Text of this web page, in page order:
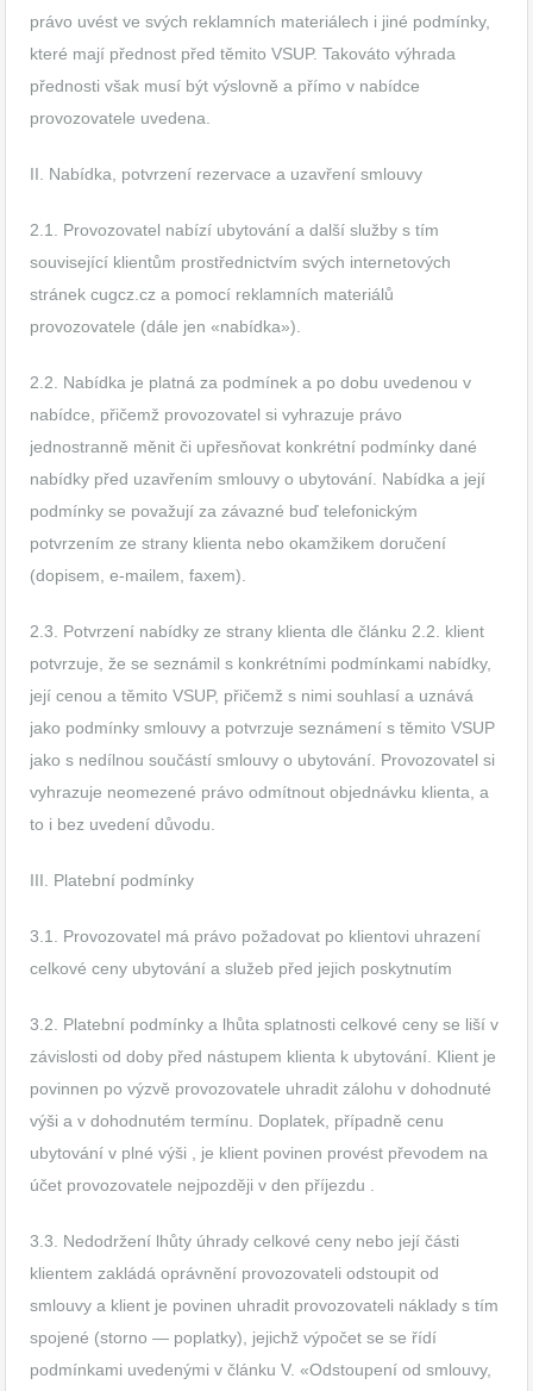
právo uvést ve svých reklamních materiálech i jiné podmínky,
které mají přednost před těmito VSUP. Takováto výhrada
přednosti však musí být výslovně a přímo v nabídce
provozovatele uvedena.
II. Nabídka, potvrzení rezervace a uzavření smlouvy
2.1. Provozovatel nabízí ubytování a další služby s tím
související klientům prostřednictvím svých internetových
stránek cugcz.cz a pomocí reklamních materiálů
provozovatele (dále jen «nabídka»).
2.2. Nabídka je platná za podmínek a po dobu uvedenou v
nabídce, přičemž provozovatel si vyhrazuje právo
jednostranně měnit či upřesňovat konkrétní podmínky dané
nabídky před uzavřením smlouvy o ubytování. Nabídka a její
podmínky se považují za závazné buď telefonickým
potvrzením ze strany klienta nebo okamžikem doručení
(dopisem, e-mailem, faxem).
2.3. Potvrzení nabídky ze strany klienta dle článku 2.2. klient
potvrzuje, že se seznámil s konkrétními podmínkami nabídky,
její cenou a těmito VSUP, přičemž s nimi souhlasí a uznává
jako podmínky smlouvy a potvrzuje seznámení s těmito VSUP
jako s nedílnou součástí smlouvy o ubytování. Provozovatel si
vyhrazuje neomezené právo odmítnout objednávku klienta, a
to i bez uvedení důvodu.
III. Platební podmínky
3.1. Provozovatel má právo požadovat po klientovi uhrazení
celkové ceny ubytování a služeb před jejich poskytnutím
3.2. Platební podmínky a lhůta splatnosti celkové ceny se liší v
závislosti od doby před nástupem klienta k ubytování. Klient je
povinnen po výzvě provozovatele uhradit zálohu v dohodnuté
výši a v dohodnutém termínu. Doplatek, případně cenu
ubytování v plné výši , je klient povinen provést převodem na
účet provozovatele nejpozději v den příjezdu .
3.3. Nedodržení lhůty úhrady celkové ceny nebo její části
klientem zakládá oprávnění provozovateli odstoupit od
smlouvy a klient je povinen uhradit provozovateli náklady s tím
spojené (storno — poplatky), jejichž výpočet se se řídí
podmínkami uvedenými v článku V. «Odstoupení od smlouvy,